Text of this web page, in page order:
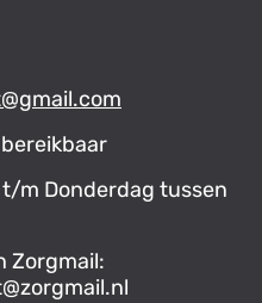
m Donderdag tussen
Zorgmail: